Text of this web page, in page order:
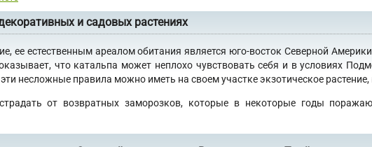
и садовых растениях
ее естественным ареалом обитания является юго-восток Северной
что катальпа может неплохо чувствовать себя и в условиях
несложные правила можно иметь на своем участке экзотическое
от возвратных заморозков, которые в некоторые годы